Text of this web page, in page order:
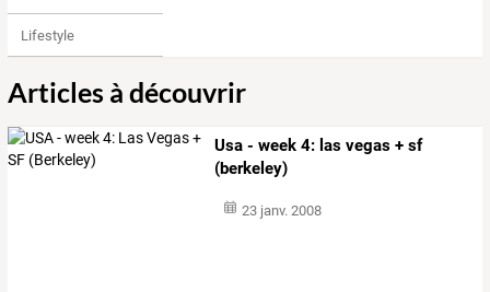
Lifestyle
Articles à découvrir
Usa - week 4: las vegas + sf
(berkeley)
23 janv. 2008